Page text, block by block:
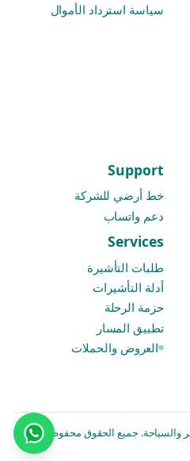
سياسة استرداد الأموال
Support
خط أرضي للشركة
دعم واتساب
Services
طلبات التأشيرة
أدلة التأشيرات
حزمة الرحلة
تطبيق المسار
العروض والحملات